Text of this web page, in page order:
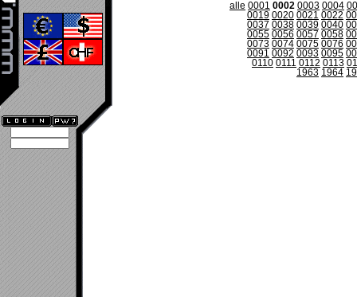
alle 0001 0002 0003 0004
0019 0020 0021 0022
0037 0038 0039 0040
0055 0056 0057 0058
0073 0074 0075 0076
0091 0092 0093 0095
0110 0111 0112 0113
1963 1964